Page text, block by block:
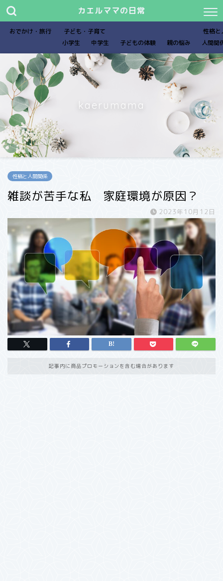
カエルママの日常
おでかけ・旅行
子ども・子育て
小学生
中学生 子どもの体験 親の悩み
性格と
人間関
kaerumama
性格と人間関係
雑談が苦手な私 家庭環境が原因？
2023年10月12日
記事内に商品プロモーションを含む場合があります